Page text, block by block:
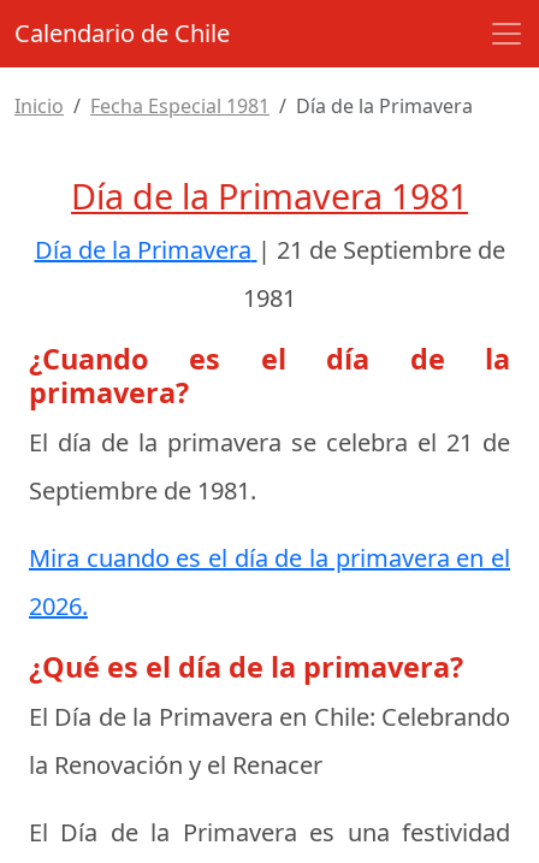
Calendario de Chile
Inicio Fecha Especial 1981 Día de la Primavera
Día de la Primavera 1981
Día de la Primavera | 21 de Septiembre de
1981
¿Cuando es el día de la
primavera?
El día de la primavera se celebra el 21 de
Septiembre de 1981.
Mira cuando es el día de la primavera en el
2026.
¿Qué es el día de la primavera?
El Día de la Primavera en Chile: Celebrando
la Renovación y el Renacer
El Día de la Primavera es una festividad